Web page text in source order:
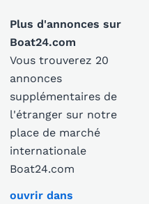
Plus d'annonces sur
Boat24.com
Vous trouverez 20
annonces
supplémentaires de
l'étranger sur notre
place de marché
internationale
Boat24.com
ouvrir dans